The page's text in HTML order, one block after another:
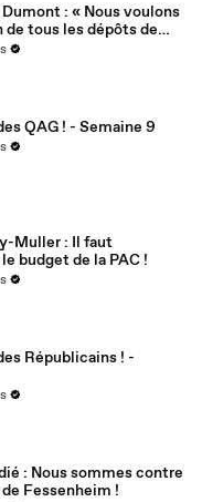
: « Nous voulons
de tous les dépôts de
QAG ! - Semaine 9
Muller : Il faut
budget de la PAC !
Républicains ! -
: Nous sommes contre
Fessenheim !